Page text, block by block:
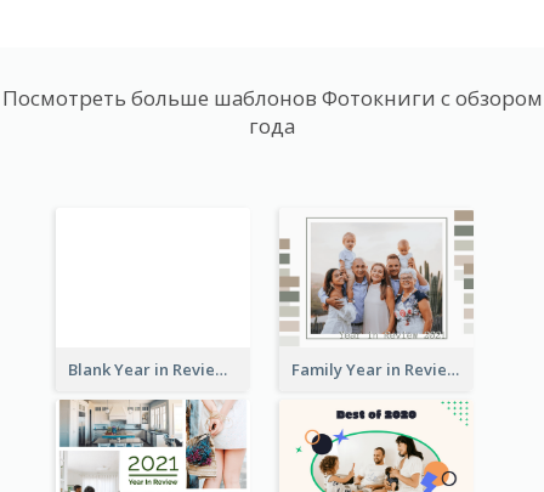
Посмотреть больше шаблонов Фотокниги с обзором
года
Blank Year in Review Photo Book Family Year in Review Photo Book